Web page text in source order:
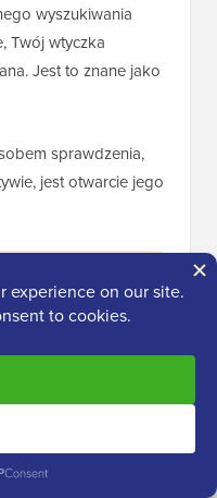
wyszukiwania
Twój wtyczka
Jest to znane jako
sprawdzenia,
jest otwarcie jego
bardziej
się komfortowo z
motywu o
możesz
, który
wyszukiwania.